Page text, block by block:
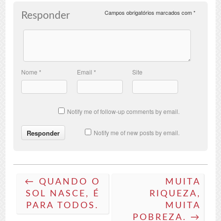
Responder Campos obrigatórios marcados com*
Nome* Email * Site
Notify me of follow-up comments by email.
Notify me of new posts by email.
← QUANDO O
SOL NASCE, É
PARA TODOS.
MUITA
RIQUEZA,
MUITA
POBREZA. →